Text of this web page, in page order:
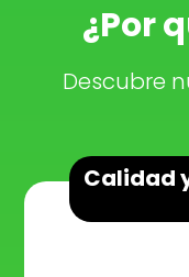
¿Por
Descubre
Calidad